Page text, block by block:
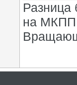
Разница
на МКПП